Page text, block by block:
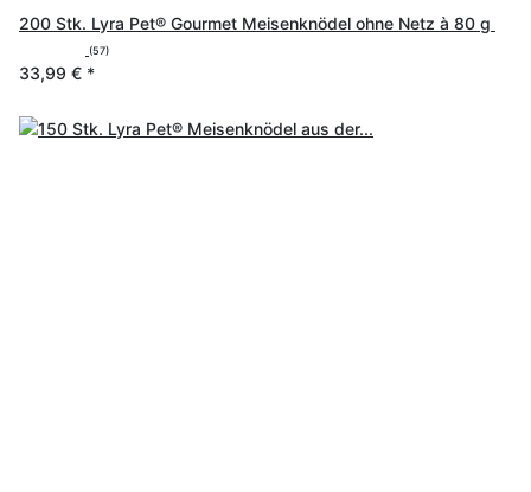
200 Stk. Lyra Pet® Gourmet Meisenknödel ohne Netz à 80 g
(57)
33,99 € *